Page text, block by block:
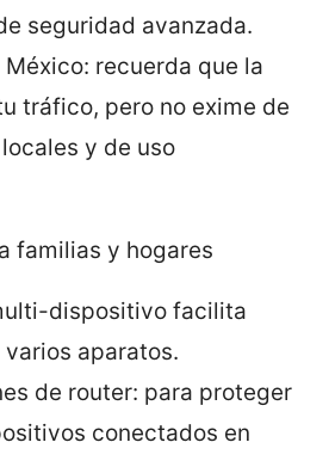
seguridad avanzada.
recuerda que la
tráfico, pero no exime de
y de uso
familias y hogares
dispositivo facilita
aparatos.
de router: para proteger
conectados en